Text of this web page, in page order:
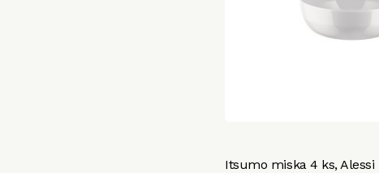
Itsumo miska 4 ks, Alessi